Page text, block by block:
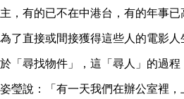
主，有的已不在中港台，有的年事已
為了直接或間接獲得這些人的電影
於「尋找物件」，這「尋人」的過程
姿瑩說：「有一天我們在辦公室裡